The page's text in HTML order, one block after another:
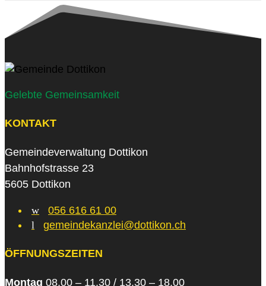
Gelebte Gemeinsamkeit
KONTAKT
Gemeindeverwaltung Dottikon
Bahnhofstrasse 23
5605 Dottikon
w
056 616 61 00
l
gemeindekanzlei@dottikon.ch
ÖFFNUNGSZEITEN
Montag 08.00 – 11.30 / 13.30 – 18.00